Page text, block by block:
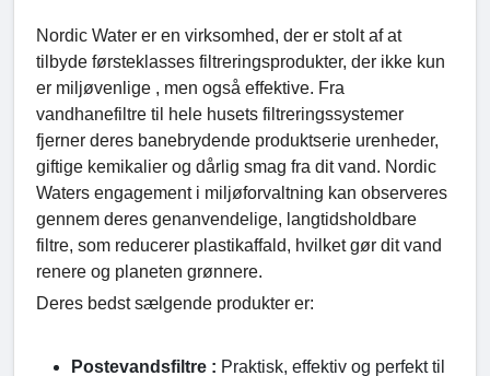
Nordic Water er en virksomhed, der er stolt af at
tilbyde førsteklasses filtreringsprodukter, der ikke kun
er miljøvenlige , men også effektive. Fra
vandhanefiltre til hele husets filtreringssystemer
fjerner deres banebrydende produktserie urenheder,
giftige kemikalier og dårlig smag fra dit vand. Nordic
Waters engagement i miljøforvaltning kan observeres
gennem deres genanvendelige, langtidsholdbare
filtre, som reducerer plastikaffald, hvilket gør dit vand
renere og planeten grønnere.
Deres bedst sælgende produkter er:
Postevandsfiltre : Praktisk, effektiv og perfekt til